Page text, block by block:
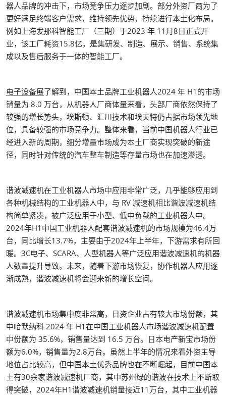
器人品牌的冲击下，市场竞争压力逐步加剧。部分外资厂商为了
更好满足终端客户需求，维持领先优势，持续进行本土化布局。
例如上海发那科智能工厂（三期）于2023 年 11月8日正式开
业，该工厂耗资15.8亿，是集研发、制造、展示、销售、系统集
成以及售后服务于一体的智能工厂。
电子设备展了解到，中国本土品牌工业机器人2024 年 H1的市场
销量为 8.0 万台，从机器人厂商体量来看，头部厂商依然保持了
较强的增长势头，埃斯顿、汇川技术和埃夫特仍占据市场领先地
位，具备较强的市场竞争力。整体来看，当前中国机器人行业已
经进入新的周期，细分增量市场成为本土厂商实现突破的新途
径，同时针对传统的汽车整车制造等存量市场也在加速渗透。
谐波减速机在工业机器人市场中应用非常广泛，几乎能够应用到
各种机械结构的工业机器人中，与 RV 减速机相比谐波减速机结
构简单紧凑，被广泛应用于小型、低中负载的工业机器人中。
2024年H1中国工业机器人配套谐波减速机的市场规模为46.4万
台，同比增长13.7%，主要由于2024年上半年，下游需求有所回
暖。3C电子、SCARA、人型机器人等广泛应用谐波减速机的机器
人数量提升导致。未来，随着下游市场恢复，协作机器人应用逐
渐成熟，谐波减速机将会迎来新的增长空间。
谐波减速机市场集中度非常高，日资企业占有较大市场份额，其
中哈默纳科 2024 年 H1在中国工业机器人市场谐波减速机配置
中份额为 35.6%，销售量达到 16.5 万台。日本电产新宝市场份
额为6.0%，销售量为2.8万台。虽然上半年的情况来看外资主导
地位占比较高，但中国本土优秀品牌也在不断崛起，目前中国本
土有30余家谐波减速机厂商，其中苏州绿的谐波在技术上不断取
得突破，2024年H1谐波减速机销量接近11万台，其中工业机器